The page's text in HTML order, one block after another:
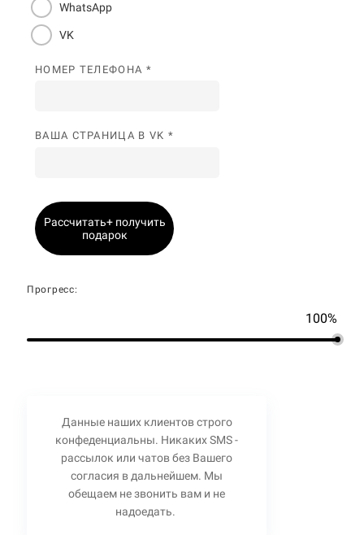
WhatsApp
VK
НОМЕР ТЕЛЕФОНА *
ВАША СТРАНИЦА В VK *
Рассчитать+ получить
подарок
Прогресс:
100%
Данные наших клиентов строго
конфеденциальны. Никаких SMS -
рассылок или чатов без Вашего
согласия в дальнейшем. Мы
обещаем не звонить вам и не
надоедать.